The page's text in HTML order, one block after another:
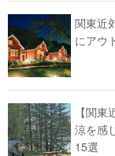
関東近
にアウ
【関
涼を感
15選